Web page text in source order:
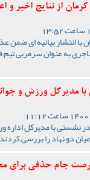
از نتایج اخیر و
انتشار بیانیه ای ضمن
به عنوان سرمربی
مدیرکل ورزش و
نشستی با مدیرکل اداره
دو نهاد را بررسی
جام حذفی برای